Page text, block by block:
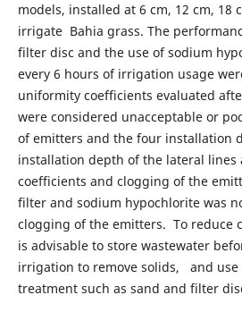
models, installed at 6 cm, 12 cm, 18
irrigate Bahia grass. The
filter disc and the use of sodium
every 6 hours of irrigation usage
uniformity coefficients evaluated
were considered unacceptable or
of emitters and the four installation
installation depth of the lateral
coefficients and clogging of the
filter and sodium hypochlorite was
clogging of the emitters. To reduce
is advisable to store wastewater
irrigation to remove solids, and use
treatment such as sand and filter